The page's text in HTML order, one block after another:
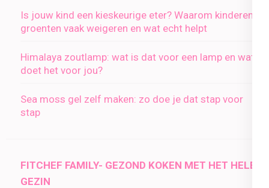
Is jouw kind een kieskeurige eter? Waarom kinderen
groenten vaak weigeren en wat echt helpt
Himalaya zoutlamp: wat is dat voor een lamp en wat
doet het voor jou?
Sea moss gel zelf maken: zo doe je dat stap voor
stap
FITCHEF FAMILY- GEZOND KOKEN MET HET HELE
GEZIN